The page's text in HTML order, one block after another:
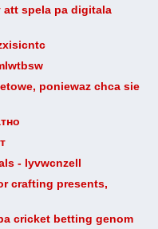
att spela pa digitala
poniewaz chca sie
- lyvwcnzell
crafting presents,
cricket betting genom